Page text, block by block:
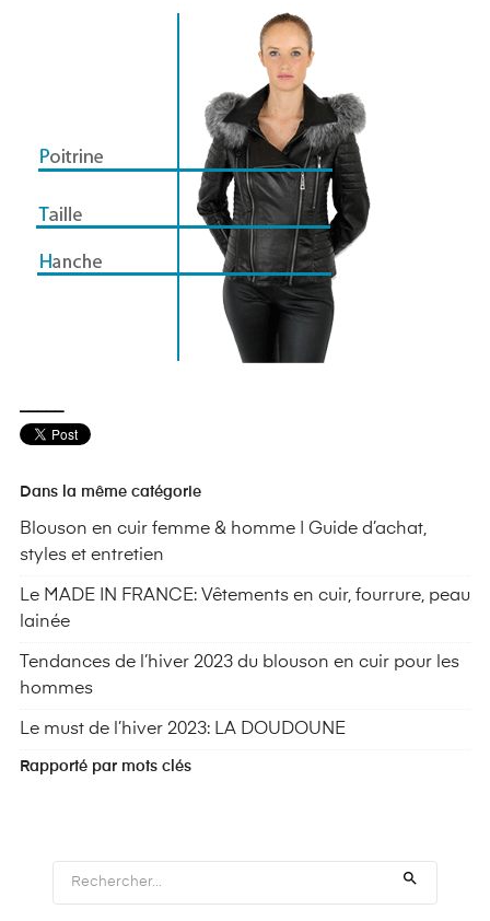
Dans la même catégorie
Blouson en cuir femme & homme | Guide d’achat,
styles et entretien
Le MADE IN FRANCE: Vêtements en cuir, fourrure, peau
lainée
Tendances de l’hiver 2023 du blouson en cuir pour les
hommes
Le must de l’hiver 2023: LA DOUDOUNE
Rapporté par mots clés
